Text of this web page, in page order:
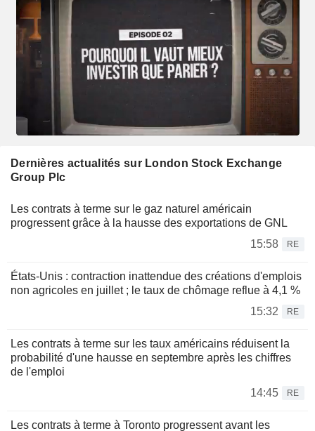
Dernières actualités sur London Stock Exchange
Group Plc
Les contrats à terme sur le gaz naturel américain
progressent grâce à la hausse des exportations de GNL
15:58
RE
États-Unis : contraction inattendue des créations d'emplois
non agricoles en juillet ; le taux de chômage reflue à 4,1 %
15:32
RE
Les contrats à terme sur les taux américains réduisent la
probabilité d'une hausse en septembre après les chiffres
de l'emploi
14:45
RE
Les contrats à terme à Toronto progressent avant les